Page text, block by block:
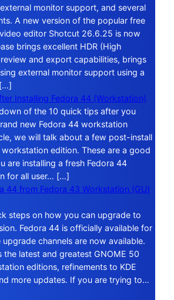
monitor support, and several
A new version of the popular free
editor Shotcut 26.6.25 is now
brings excellent HDR (High
and export capabilities, brings
external monitor support using a
Installing Fedora 44 (Workstation)
of the 10 quick tips after you
new Fedora 44 workstation
we will talk about a few post-install
edition. These are a good
are installing a fresh Fedora 44
for all user… […]
44 from Fedora 43 Workstation (GUI
steps on how you can upgrade to
Fedora 44 is officially available for
channels are now available.
the latest and greatest GNOME 50
editions, refinements to KDE
more updates. If you are trying to…